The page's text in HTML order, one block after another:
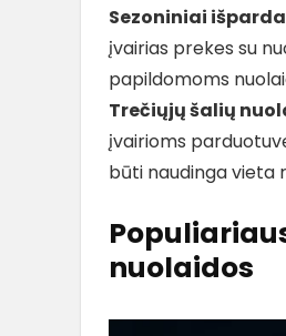
Sezoniniai
įvairias prekes su
papildomoms
Trečiųjų šalių
įvairioms
būti naudinga vieta
nuolaidos